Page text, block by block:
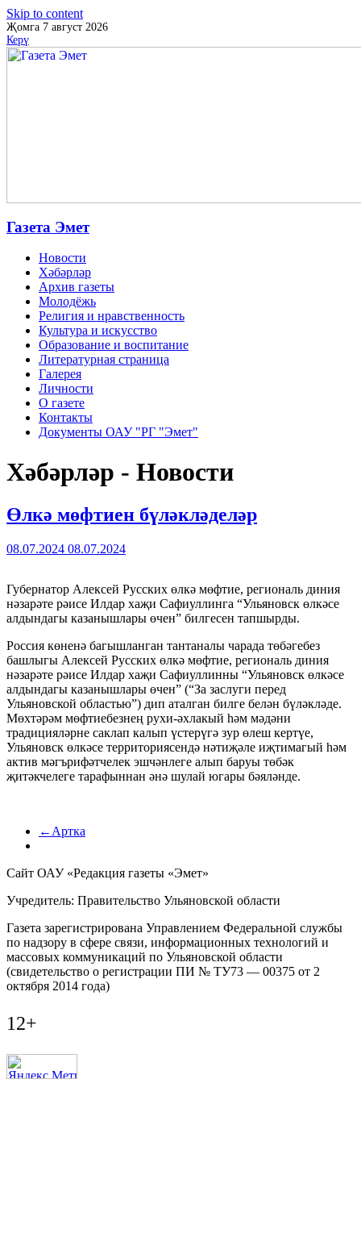
Skip to content
Җомга 7 август 2026
Керү
Газета Эмет
Новости
Хәбәрләр
Архив газеты
Молодёжь
Религия и нравственность
Культура и искусство
Образование и воспитание
Литературная страница
Галерея
Личности
О газете
Контакты
Документы ОАУ "РГ "Эмет"
Хәбәрләр - Новости
Өлкә мөфтиен бүләкләделәр
08.07.2024 08.07.2024
Губернатор Алексей Русских өлкә мөфтие, региональ диния
нәзарәте рәисе Илдар хаҗи Сафиуллинга “Ульяновск өлкәсе
алдындагы казанышлары өчен” билгесен тапшырды.
Россия көненә багышланган тантаналы чарада төбәгебез
башлыгы Алексей Русских өлкә мөфтие, региональ диния
нәзарәте рәисе Илдар хаҗи Сафиуллинны “Ульяновск өлкәсе
алдындагы казанышлары өчен” (“За заслуги перед
Ульяновской областью”) дип аталган билге белән бүләкләде.
Мөхтәрәм мөфтиебезнең рухи-әхлакый һәм мәдәни
традицияләрне саклап калып үстерүгә зур өлеш кертүе,
Ульяновск өлкәсе территориясендә нәтиҗәле иҗтимагый һәм
актив мәгърифәтчелек эшчәнлеге алып баруы төбәк
җитәкчелеге тарафыннан әнә шулай югары бәяләнде.
←Артка
Сайт ОАУ «Редакция газеты «Эмет»
Учредитель: Правительство Ульяновской области
Газета зарегистрирована Управлением Федеральной службы
по надзору в сфере связи, информационных технологий и
массовых коммуникаций по Ульяновской области
(свидетельство о регистрации ПИ № ТУ73 — 00375 от 2
октября 2014 года)
12+